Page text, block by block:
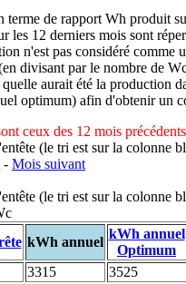
terme de rapport Wh produit
les 12 derniers mois sont
n'est pas considéré
divisant par le nombre de
aurait été la production
optimum) afin d'obtenir un
ceux des 12 mois
(le tri est sur la colonne
- Mois suivant
(le tri est sur la colonne
kWh annuel
kWh annuel
Optimum
3315 3525